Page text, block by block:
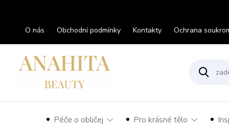
O nás Obchodní podmínky Kontakty Ochrana
Péče o obličej Pro krásné tělo